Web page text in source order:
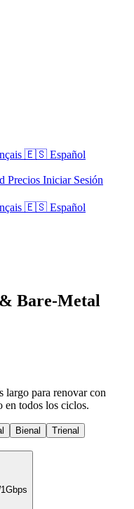
🇪🇸 Español
Precios Iniciar Sesión
🇪🇸 Español
Bare-Metal
largo para renovar con
en todos los ciclos.
Bienal Trienal
1Gbps